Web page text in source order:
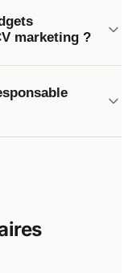
marketing ?